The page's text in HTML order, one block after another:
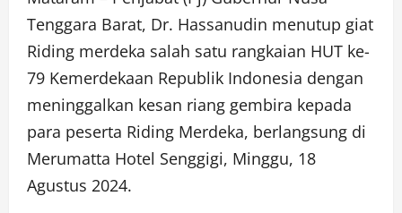
Tenggara Barat, Dr. Hassanudin menutup giat
Riding merdeka salah satu rangkaian HUT ke-
79 Kemerdekaan Republik Indonesia dengan
meninggalkan kesan riang gembira kepada
para peserta Riding Merdeka, berlangsung di
Merumatta Hotel Senggigi, Minggu, 18
Agustus 2024.